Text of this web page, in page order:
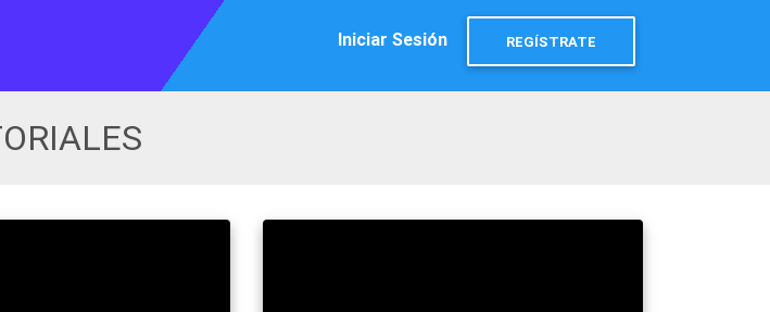
Iniciar Sesión REGÍSTRATE